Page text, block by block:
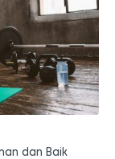
dan Baik